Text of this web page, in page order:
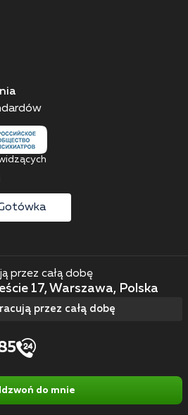
przez całą dobę
17, Warszawa, Polska
przez całą dobę
do mnie